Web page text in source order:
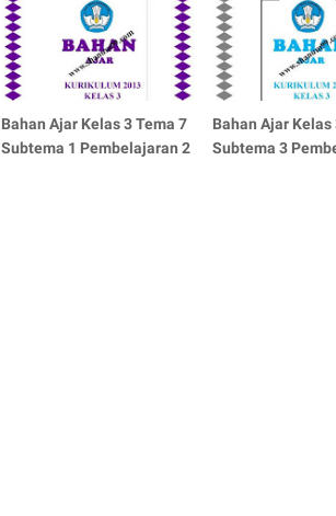
Bahan Ajar Kelas 3 Tema 7
Subtema 1 Pembelajaran 2
Bahan Ajar Kelas
Subtema 3